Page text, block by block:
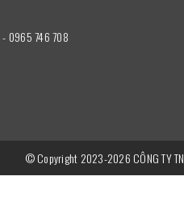
0965 746 708
© Copyright 2023-2026 CÔNG TY